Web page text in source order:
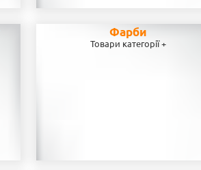
Фарби
Товари категорії +